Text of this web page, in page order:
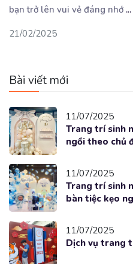
bạn trở lên vui vẻ đáng nhớ ...
21/02/2025
Bài viết mới
11/07/2025
Trang trí sinh
ngồi theo chủ
11/07/2025
Trang trí sinh
bàn tiệc kẹo
11/07/2025
Dịch vụ trang